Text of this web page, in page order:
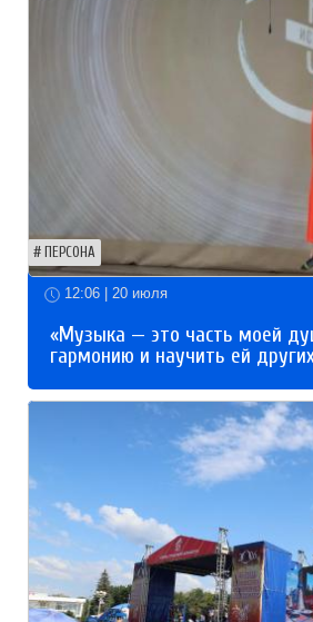
ПЕРСОНА
12:06 | 20 июля
«Музыка — это часть моей
гармонию и научить ей